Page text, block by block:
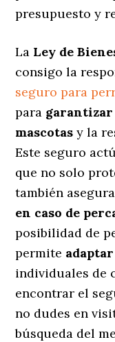
presupuesto y
La Ley de
consigo la
seguro para
para garantizar
mascotas y la
Este seguro
que no solo
también
en caso de
posibilidad de
permite
individuales de
encontrar el
no dudes en
búsqueda del